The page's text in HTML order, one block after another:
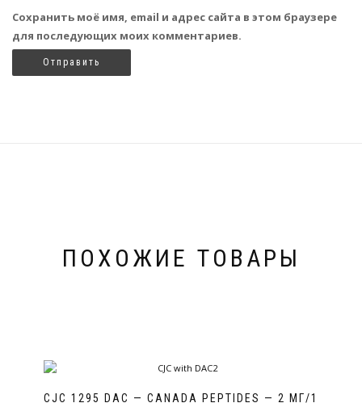
Сохранить моё имя, email и адрес сайта в этом браузере
для последующих моих комментариев.
ПОХОЖИЕ ТОВАРЫ
CJC 1295 DAC — CANADA PEPTIDES — 2 МГ/1